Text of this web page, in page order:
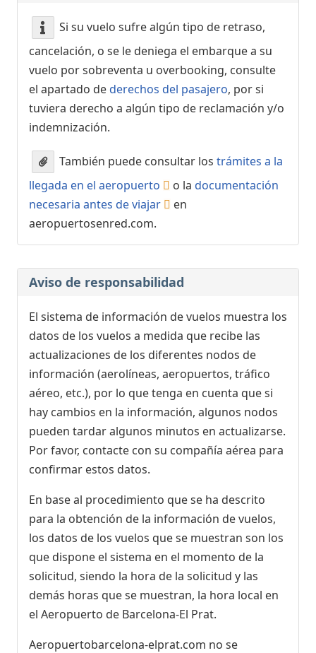
Si su vuelo sufre algún tipo de retraso,
cancelación, o se le deniega el embarque a su
vuelo por sobreventa u overbooking, consulte
el apartado dederechos del pasajero, por si
tuviera derecho a algún tipo de reclamación y/o
indemnización.
También puede consultar los trámites a la
llegada en el aeropuerto
o la documentación
necesaria antes de viajar
en
aeropuertosenred.com.
Aviso de responsabilidad
El sistema de información de vuelos muestra los
datos de los vuelos a medida que recibe las
actualizaciones de los diferentes nodos de
información (aerolíneas, aeropuertos, tráfico
aéreo, etc.), por lo que tenga en cuenta que si
hay cambios en la información, algunos nodos
pueden tardar algunos minutos en actualizarse.
Por favor, contacte con su compañía aérea para
confirmar estos datos.
En base al procedimiento que se ha descrito
para la obtención de la información de vuelos,
los datos de los vuelos que se muestran son los
que dispone el sistema en el momento de la
solicitud, siendo la hora de la solicitud y las
demás horas que se muestran, la hora local en
el Aeropuerto de Barcelona-El Prat.
Aeropuertobarcelona-elprat.com no se